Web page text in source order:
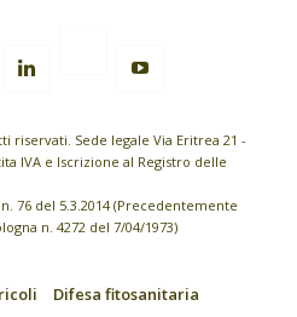
riservati. Sede legale Via Eritrea 21 -
IVA e Iscrizione al Registro delle
76 del 5.3.2014 (Precedentemente
n. 4272 del 7/04/1973)
Difesa fitosanitaria